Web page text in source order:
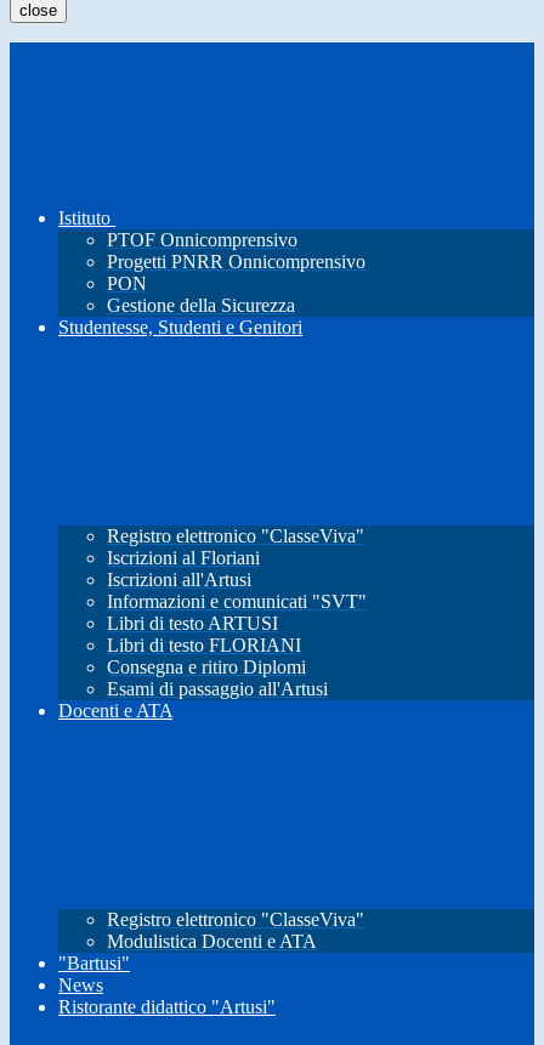
close
Istituto
PTOF Onnicomprensivo
Progetti PNRR Onnicomprensivo
PON
Gestione della Sicurezza
Studentesse, Studenti e Genitori
Registro elettronico "ClasseViva"
Iscrizioni al Floriani
Iscrizioni all'Artusi
Informazioni e comunicati "SVT"
Libri di testo ARTUSI
Libri di testo FLORIANI
Consegna e ritiro Diplomi
Esami di passaggio all'Artusi
Docenti e ATA
Registro elettronico "ClasseViva"
Modulistica Docenti e ATA
"Bartusi"
News
Ristorante didattico "Artusi"